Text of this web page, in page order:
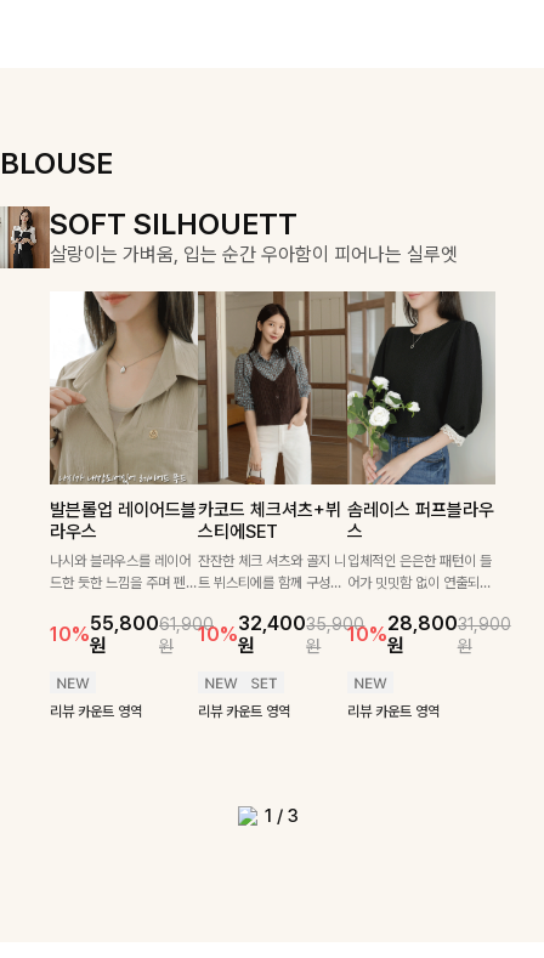
BLOUSE
SOFT SILHOUETT
살랑이는 가벼움, 입는 순간 우아함이 피어나는 실루엣
발븐롤업 레이어드블
라우스
나시와 블라우스를 레이어
드한 듯한 느낌을 주며 펜던
욱 세련되고 밑단에 밴딩이
내장되어있어 셔링을 은은
에요:)
10%55,800
원
61,900
원
리뷰 카운트 영역
카코드 체크셔츠+뷔
스티에SET
잔잔한 체크 셔츠와 골지 니
트 뷔스티에를 함께 구성해
레이어드룩을 연출해주는
세트입니다. 각각 단독으로
갖춘 아이템이에요🤎
10%32,400
원
35,900
원
리뷰 카운트 영역
솜레이스 퍼프블라우
스
입체적인 은은한 패턴이 들
어가 밋밋함 없이 연출되며
로 사랑스러운 분위기가 느
껴지는 블라우스🖤
10%28,800
원
31,900
원
리뷰 카운트 영역
COZY ESSENTIAL
매일의 일상을 부드럽게 감싸줄 니트 컬렉션
칠스트라이프 카
라7부니트
[골드버튼/클래식무
드🤍]스트라이프 패
턴으로 데일리룩에 포
인트를 더해줄 아이템
으로 깔끔한 이미지로
만들어 주는 7부 니
10%31,90035,400
폴딘울 골지유넥
니트
[여리핏/가벼운착용
감]은은하게 더해진
울 함유 소재로 포근
하면서도 가볍게 착용
로 골지 짜임 디테일
이 슬림한 실루엣을
일리로 즐기기 좋답니
26,900원
리뷰 카운트 영역
셀드펜던트 7부
니트
넉넉한 핏으로 편하게
이직 무드의 니트!레
터리 펜던트로 고급스
었어요:D
10%25,800
DOUBLE THE JOY
함께할 때 더욱 완벽한, 합리적인 선택으로 채우는 즐거움
카코드 체크셔츠+뷔
스티에SET
잔잔한 체크 셔츠와 골지 니
트 뷔스티에를 함께 구성해
레이어드룩을 연출해주는 세
트입니다. 각각 단독으로도
활용 가능해 실용성까지 갖
10%32,400
원
35,900
리뷰 카운트 영역
헨틴링클 날개티셔츠
+치마바지SET
[텐션감↑/구김↓]가볍게
입기만 해도 코디가 완성되
럽게 퍼지는 프릴 날개 소매
가 우아한 포인트를 더해드
립니다💕 잔잔한 링클 텍스
으로 하루 종일 산뜻하고 쾌
12%29,900
원
33,900
원
리뷰 카운트 영역
특스트라이프 링클원
피스+스트링자켓
SET
가볍고 시원한 링클 원피스
성되어 코디 고민 없이 완성
도 높은 스타일링을 연출해
주는 아이템 🤍 따로 또 같
며, 스트링 디테일로 다양한
69,900
원
79,400
1 / 3